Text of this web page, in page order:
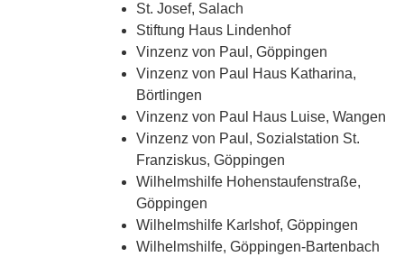
St. Josef, Salach
Stiftung Haus Lindenhof
Vinzenz von Paul, Göppingen
Vinzenz von Paul Haus Katharina,
Börtlingen
Vinzenz von Paul Haus Luise, Wangen
Vinzenz von Paul, Sozialstation St.
Franziskus, Göppingen
Wilhelmshilfe Hohenstaufenstraße,
Göppingen
Wilhelmshilfe Karlshof, Göppingen
Wilhelmshilfe, Göppingen-Bartenbach